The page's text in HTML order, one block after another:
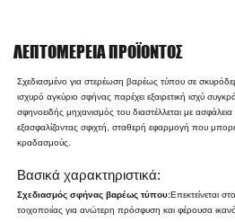
ΛΕΠΤΟΜΈΡΕΙΑ ΠΡΟΪΌΝΤΟΣ
Σχεδιασμένο για στερέωση βαρέως τύπου σε
ισχυρό αγκύριο σφήνας παρέχει εξαιρετική ισχύ
σφηνοειδής μηχανισμός του διαστέλλεται με
εξασφαλίζοντας σφιχτή, σταθερή εφαρμογή που
κραδασμούς.
Βασικά χαρακτηριστικά:
Σχεδιασμός σφήνας βαρέως τύπου:Επεκτείνεται
τοιχοποιίας για ανώτερη πρόσφυση και φέρουσα